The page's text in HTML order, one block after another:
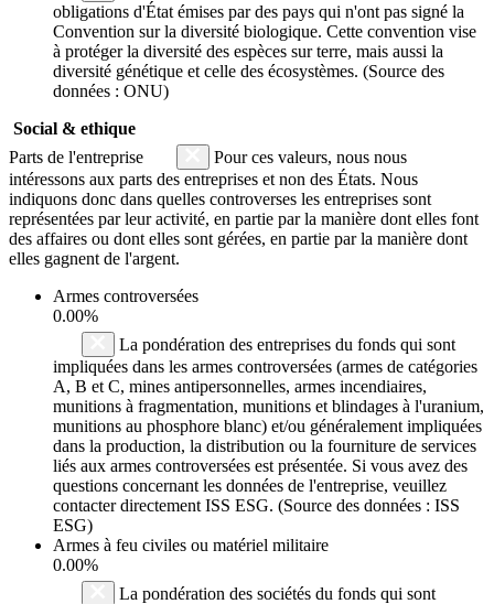
obligations d'État émises par des pays qui n'ont pas signé la
Convention sur la diversité biologique. Cette convention vise
à protéger la diversité des espèces sur terre, mais aussi la
diversité génétique et celle des écosystèmes. (Source des
données : ONU)
Social & ethique
Parts de l'entreprise
Pour ces valeurs, nous nous
intéressons aux parts des entreprises et non des États. Nous
indiquons donc dans quelles controverses les entreprises sont
représentées par leur activité, en partie par la manière dont elles font
des affaires ou dont elles sont gérées, en partie par la manière dont
elles gagnent de l'argent.
Armes controversées
0.00%
La pondération des entreprises du fonds qui sont
impliquées dans les armes controversées (armes de catégories
A, B et C, mines antipersonnelles, armes incendiaires,
munitions à fragmentation, munitions et blindages à l'uranium,
munitions au phosphore blanc) et/ou généralement impliquées
dans la production, la distribution ou la fourniture de services
liés aux armes controversées est présentée. Si vous avez des
questions concernant les données de l'entreprise, veuillez
contacter directement ISS ESG. (Source des données : ISS
ESG)
Armes à feu civiles ou matériel militaire
0.00%
La pondération des sociétés du fonds qui sont